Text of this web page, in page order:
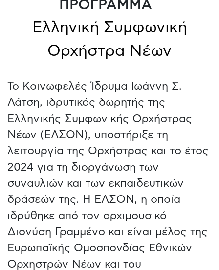
ΠΡΟΓΡΑΜΜΑ
Ελληνική Συμφωνική
Ορχήστρα Νέων
Το Κοινωφελές Ίδρυμα Ιωάννη Σ.
Λάτση, ιδρυτικός δωρητής της
Ελληνικής Συμφωνικής Ορχήστρας
Νέων (ΕΛΣΟΝ), υποστήριξε τη
λειτουργία της Ορχήστρας και το έτος
2024 για τη διοργάνωση των
συναυλιών και των εκπαιδευτικών
δράσεών της. Η ΕΛΣΟΝ, η οποία
ιδρύθηκε από τον αρχιμουσικό
Διονύση Γραμμένο και είναι μέλος της
Ευρωπαϊκής Ομοσπονδίας Εθνικών
Ορχηστρών Νέων και του